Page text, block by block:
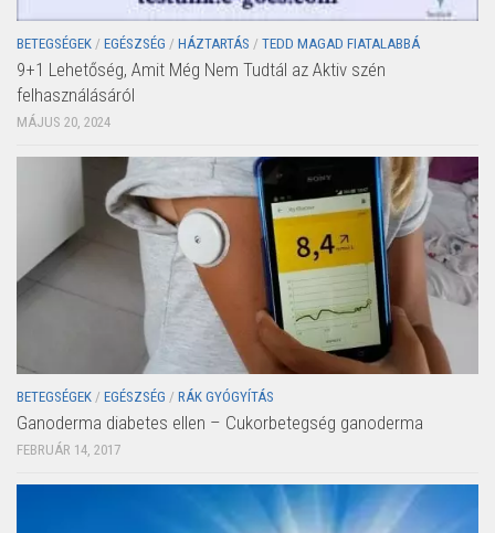
BETEGSÉGEK / EGÉSZSÉG / HÁZTARTÁS / TEDD MAGAD FIATALABBÁ
9+1 Lehetőség, Amit Még Nem Tudtál az Aktiv szén
felhasználásáról
MÁJUS 20, 2024
BETEGSÉGEK / EGÉSZSÉG / RÁK GYÓGYÍTÁS
Ganoderma diabetes ellen – Cukorbetegség ganoderma
FEBRUÁR 14, 2017